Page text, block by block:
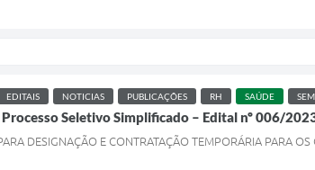
EDITAIS NOTICIAS PUBLICAÇÕES RH SAÚDE
Seletivo Simplificado – Edital nº 006/
DESIGNAÇÃO E CONTRATAÇÃO TEMPORÁRIA PARA